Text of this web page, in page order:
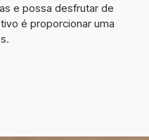
e possa desfrutar de
é proporcionar uma